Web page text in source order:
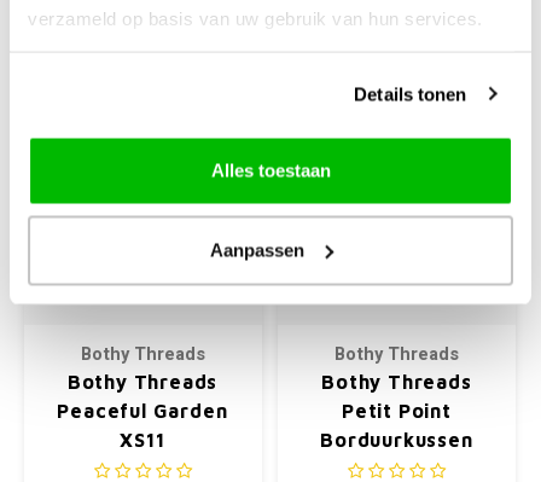
verzameld op basis van uw gebruik van hun services.
Details tonen
Alles toestaan
Aanpassen
+ +
Bothy Threads
Bothy Threads
Peaceful Garden
XS11
Bothy Threads
Bothy Threads
Petit Point
Borduurkussen
Blackthorn